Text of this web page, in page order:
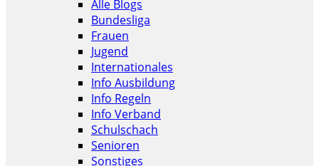
Alle Blogs
Bundesliga
Frauen
Jugend
Internationales
Info Ausbildung
Info Regeln
Info Verband
Schulschach
Senioren
Sonstiges